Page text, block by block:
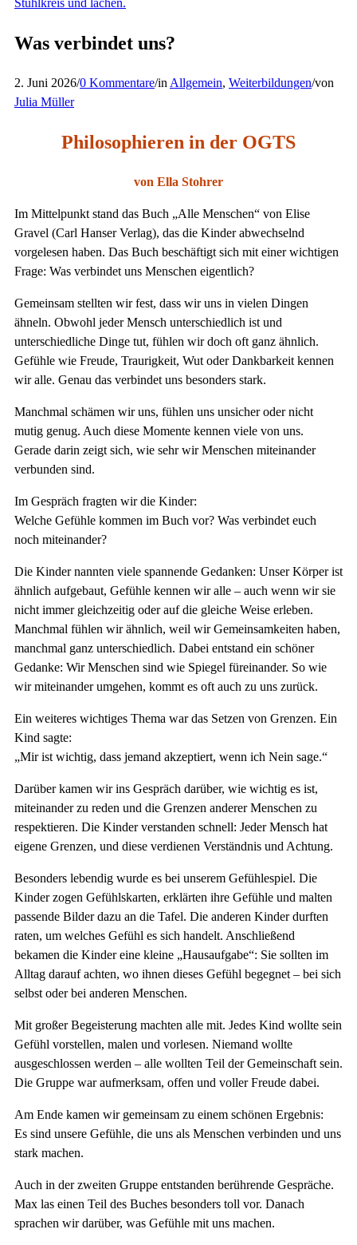
Was verbindet uns?
2. Juni 2026/0 Kommentare/in Allgemein, Weiterbildungen/von
Julia Müller
Philosophieren in der OGTS
von Ella Stohrer
Im Mittelpunkt stand das Buch „Alle Menschen“ von Elise
Gravel (Carl Hanser Verlag), das die Kinder abwechselnd
vorgelesen haben. Das Buch beschäftigt sich mit einer wichtigen
Frage: Was verbindet uns Menschen eigentlich?
Gemeinsam stellten wir fest, dass wir uns in vielen Dingen
ähneln. Obwohl jeder Mensch unterschiedlich ist und
unterschiedliche Dinge tut, fühlen wir doch oft ganz ähnlich.
Gefühle wie Freude, Traurigkeit, Wut oder Dankbarkeit kennen
wir alle. Genau das verbindet uns besonders stark.
Manchmal schämen wir uns, fühlen uns unsicher oder nicht
mutig genug. Auch diese Momente kennen viele von uns.
Gerade darin zeigt sich, wie sehr wir Menschen miteinander
verbunden sind.
Im Gespräch fragten wir die Kinder:
Welche Gefühle kommen im Buch vor? Was verbindet euch
noch miteinander?
Die Kinder nannten viele spannende Gedanken: Unser Körper ist
ähnlich aufgebaut, Gefühle kennen wir alle – auch wenn wir sie
nicht immer gleichzeitig oder auf die gleiche Weise erleben.
Manchmal fühlen wir ähnlich, weil wir Gemeinsamkeiten haben,
manchmal ganz unterschiedlich. Dabei entstand ein schöner
Gedanke: Wir Menschen sind wie Spiegel füreinander. So wie
wir miteinander umgehen, kommt es oft auch zu uns zurück.
Ein weiteres wichtiges Thema war das Setzen von Grenzen. Ein
Kind sagte:
„Mir ist wichtig, dass jemand akzeptiert, wenn ich Nein sage.“
Darüber kamen wir ins Gespräch darüber, wie wichtig es ist,
miteinander zu reden und die Grenzen anderer Menschen zu
respektieren. Die Kinder verstanden schnell: Jeder Mensch hat
eigene Grenzen, und diese verdienen Verständnis und Achtung.
Besonders lebendig wurde es bei unserem Gefühlespiel. Die
Kinder zogen Gefühlskarten, erklärten ihre Gefühle und malten
passende Bilder dazu an die Tafel. Die anderen Kinder durften
raten, um welches Gefühl es sich handelt. Anschließend
bekamen die Kinder eine kleine „Hausaufgabe“: Sie sollten im
Alltag darauf achten, wo ihnen dieses Gefühl begegnet – bei sich
selbst oder bei anderen Menschen.
Mit großer Begeisterung machten alle mit. Jedes Kind wollte sein
Gefühl vorstellen, malen und vorlesen. Niemand wollte
ausgeschlossen werden – alle wollten Teil der Gemeinschaft sein.
Die Gruppe war aufmerksam, offen und voller Freude dabei.
Am Ende kamen wir gemeinsam zu einem schönen Ergebnis:
Es sind unsere Gefühle, die uns als Menschen verbinden und uns
stark machen.
Auch in der zweiten Gruppe entstanden berührende Gespräche.
Max las einen Teil des Buches besonders toll vor. Danach
sprachen wir darüber, was Gefühle mit uns machen.